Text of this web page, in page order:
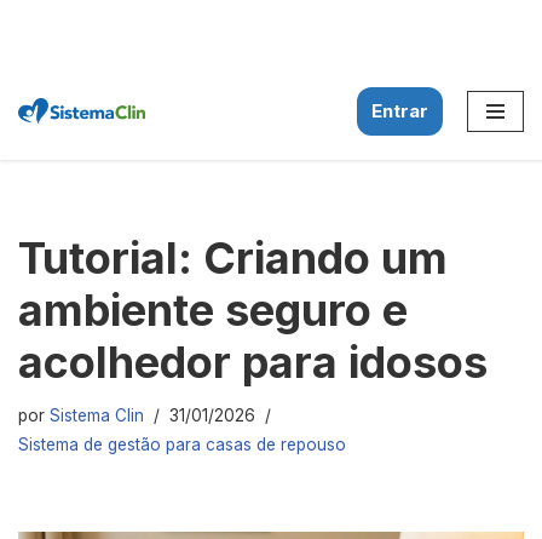
Pular
Entrar
Tutorial: Criando um
ambiente seguro e
acolhedor para idosos
por Sistema Clin
31/01/2026
Sistema de gestão para casas de repouso